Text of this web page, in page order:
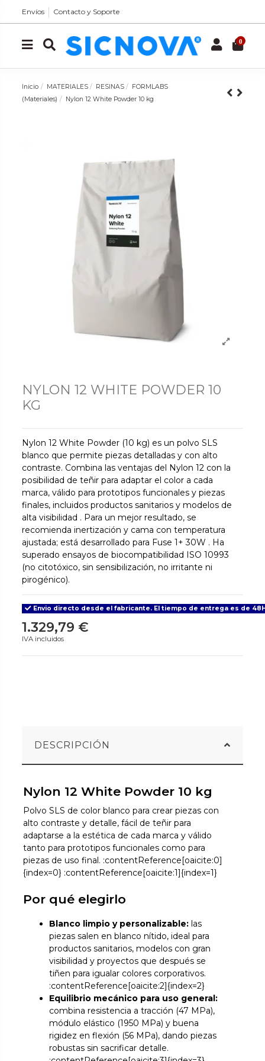
Envíos Contacto y Soporte
0
Inicio MATERIALES RESINAS
FORMLABS
(Materiales)
Nylon 12 White Powder 10 kg
NYLON 12 WHITE POWDER 10
KG
Nylon 12 White Powder (10 kg) es un polvo SLS
blanco que permite piezas detalladas y con alto
contraste. Combina las ventajas del Nylon 12 con la
posibilidad de teñir para adaptar el color a cada
marca, válido para prototipos funcionales y piezas
finales, incluidos productos sanitarios y modelos de
alta visibilidad . Para un mejor resultado, se
recomienda inertización y cama con temperatura
ajustada; está desarrollado para Fuse 1+ 30W . Ha
superado ensayos de biocompatibilidad ISO 10993
(no citotóxico, sin sensibilización, no irritante ni
pirogénico).
Envio directo desde el fabricante. El tiempo de entrega es de
1.329,79 €
IVA incluidos
DESCRIPCIÓN
Nylon 12 White Powder 10 kg
Polvo SLS de color blanco para crear piezas con
alto contraste y detalle, fácil de teñir para
adaptarse a la estética de cada marca y válido
tanto para prototipos funcionales como para
piezas de uso final. :contentReference[oaicite:0]
{index=0} :contentReference[oaicite:1]{index=1}
Por qué elegirlo
Blanco limpio y personalizable: las
piezas salen en blanco nítido, ideal para
productos sanitarios, modelos con gran
visibilidad y proyectos que después se
tiñen para igualar colores corporativos.
:contentReference[oaicite:2]{index=2}
Equilibrio mecánico para uso general:
combina resistencia a tracción (47 MPa),
módulo elástico (1950 MPa) y buena
rigidez en flexión (56 MPa), dando piezas
robustas sin sacrificar detalle.